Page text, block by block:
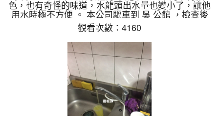
色，也有奇怪的味道，水龍頭出水量也變小了，讓他
用水時極不方便 。 本公司驅車到 吳 公館 ，檢查後
發現，水管管壁都是鐵鏽，水管塞滿了東西，髒東西
當然就從水龍頭流出來了。 一開始水龍頭管路就噴
出泥水，看起來跟咖啡一樣，而且不斷噴出。 水管
裡的髒東西不斷流出來，水的顏色慢慢變成透明，髒
東西也越來越少，最後變成乾淨的清水。 清洗水管
是利用 高週波脈衝式水管清洗機 ，將檸檬酸打入水
管，讓水管管壁的鐵鏽及生物膜軟化，透過空氣與水
混合，...
觀看次數：4160